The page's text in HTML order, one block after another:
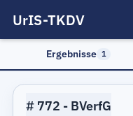
UrIS-TKDV
Ergebnisse 1
772 BVerfG